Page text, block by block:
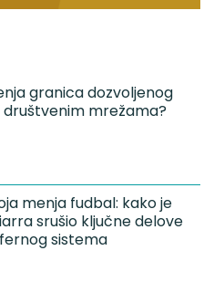
granica dozvoljenog
mrežama?
menja fudbal: kako je
srušio ključne delove
sistema